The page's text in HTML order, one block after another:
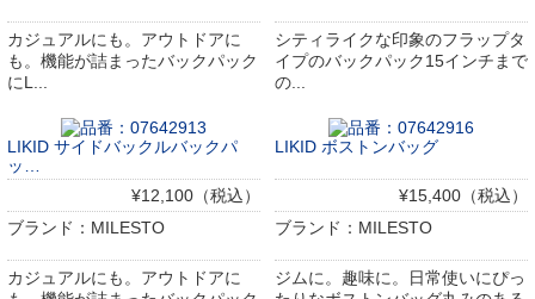
カジュアルにも。アウトドアに
も。機能が詰まったバックパック
にL...
シティライクな印象のフラップタ
イプのバックパック15インチまで
の...
LIKID サイドバックルバックパ
ッ…
¥12,100（税込）
ブランド：MILESTO
カジュアルにも。アウトドアに
LIKID ボストンバッグ
¥15,400（税込）
ブランド：MILESTO
ジムに。趣味に。日常使いにぴっ